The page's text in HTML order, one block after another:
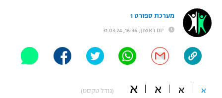
"מעל הליגה" – פודקאסט
"מחצית בשכונה" – פודקאסט
משתתפים וזוכים בפרסים
בני יהודה
ליגות נוספות
UFC
אופניים
ספורט מוטורי
מערכת ספורט 1
יום ראשון, 16:36, 31.03.24
א א א א (גודל טקסט)